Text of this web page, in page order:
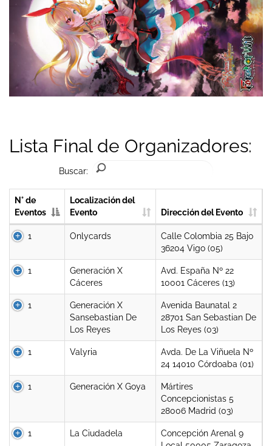
Lista Final de Organizadores:
Buscar:
N° de
Eventos
Localización del
Evento
Dirección del Evento
1 Onlycards
Calle Colombia 25 Bajo
36204 Vigo (05)
1
Generación X
Cáceres
Avd. España Nº 22
10001 Cáceres (13)
1
Generación X
Sansebastian De
Los Reyes
Avenida Baunatal 2
28701 San Sebastian De
Los Reyes (03)
1 Valyria
Avda. De La Viñuela Nº
24 14010 Córdoaba (01)
1 Generación X Goya
Mártires
Concepcionistas 5
28006 Madrid (03)
1 La Ciudadela
Concepción Arenal 9